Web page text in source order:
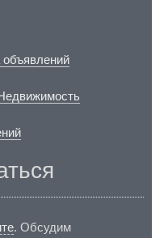
объявлений
. Обсудим